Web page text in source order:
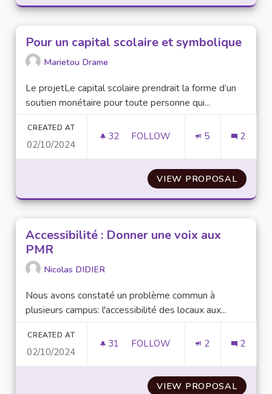
Pour un capital scolaire et symbolique
Marietou Drame
Le projetLe capital scolaire prendrait la forme d’un
soutien monétaire pour toute personne qui...
CREATED AT
02/10/2024
32 32 FOLLOWERS
FOLLOW 5 2
VIEW PROPOSALPOUR
Accessibilité : Donner une voix aux
PMR
Nicolas DIDIER
Nous avons constaté un problème commun à
plusieurs campus: l'accessibilité des locaux aux...
CREATED AT
02/10/2024
31 31 FOLLOWERS
FOLLOW 2 2
VIEW PROPOSAL